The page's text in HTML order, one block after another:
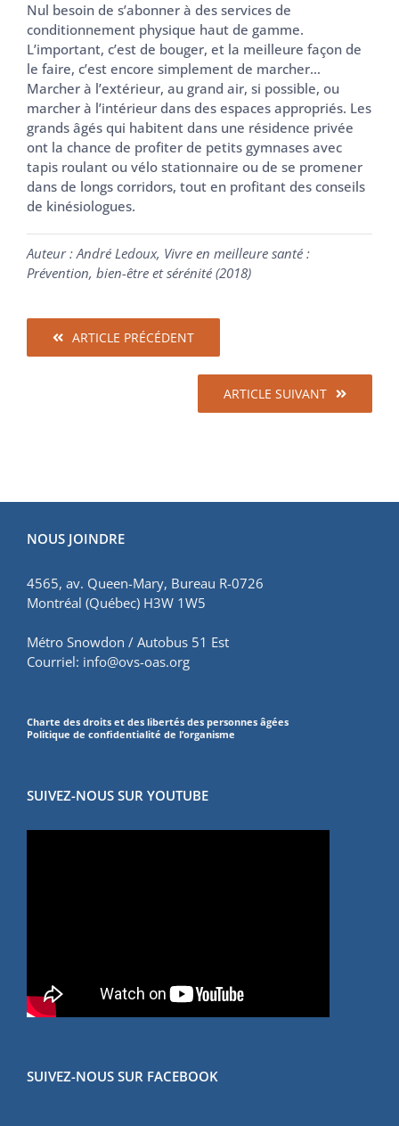
Nul besoin de s’abonner à des services de
conditionnement physique haut de gamme.
L’important, c’est de bouger, et la meilleure façon de
le faire, c’est encore simplement de marcher…
Marcher à l’extérieur, au grand air, si possible, ou
marcher à l’intérieur dans des espaces appropriés. Les
grands âgés qui habitent dans une résidence privée
ont la chance de profiter de petits gymnases avec
tapis roulant ou vélo stationnaire ou de se promener
dans de longs corridors, tout en profitant des conseils
de kinésiologues.
Auteur : André Ledoux, Vivre en meilleure santé :
Prévention, bien-être et sérénité (2018)
ARTICLE PRÉCÉDENT
ARTICLE SUIVANT
NOUS JOINDRE
4565, av. Queen-Mary, Bureau R-0726
Montréal (Québec) H3W 1W5
Métro Snowdon / Autobus 51 Est
Courriel: info@ovs-oas.org
Charte des droits et des libertés des personnes âgées
Politique de confidentialité de l’organisme
SUIVEZ-NOUS SUR YOUTUBE
SUIVEZ-NOUS SUR FACEBOOK